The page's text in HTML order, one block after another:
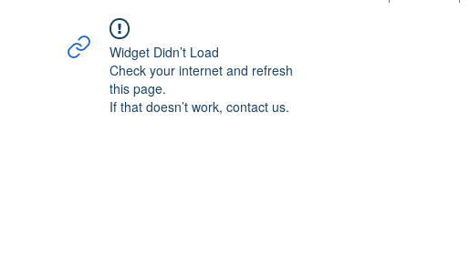
Widget Didn’t Load
Check your internet and refresh
this page.
If that doesn’t work, contact us.